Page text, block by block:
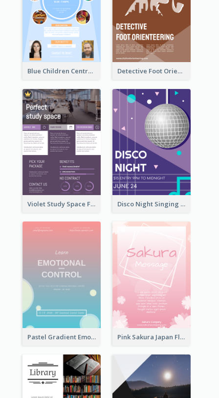
Blue Children Centre Flyer Detective Foot Orienteering Flyer
Violet Study Space Flyer Disco Night Singing And Dancing Flyer
Pastel Gradient Emotional Control Talk Flyer Pink Sakura Japan Flyer